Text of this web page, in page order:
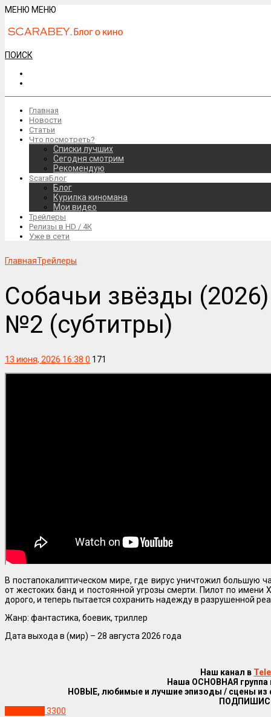
МЕНЮ МЕНЮ
ПОИСК
Главная
Новости
Статьи
Что посмотреть?
Списки лучших
Сегодня смотрим
Рекомендую
ScaraБлог
Блог
Курилка киномана
Мои видео
Трейлеры
Релизы в HD / 4К
Уже в сети
ГлавнаяТрейлеры
Собачьи звёзды
№2 (субтитры)
13 июня, 2026 16:38 0 171
В постапокалиптическом мире, где вирус уничтожил большую
от жестоких банд и постоянной угрозы смерти. Пилот по
дорого, и теперь пытается сохранить надежду в разрушенной
Жанр: фантастика, боевик, триллер
Дата выхода в (мир) – 28 августа 2026 года
Наш канал в
Наша ОСНОВНАЯ группа
НОВЫЕ, любимые и лучшие эпизоды / сцены
3300